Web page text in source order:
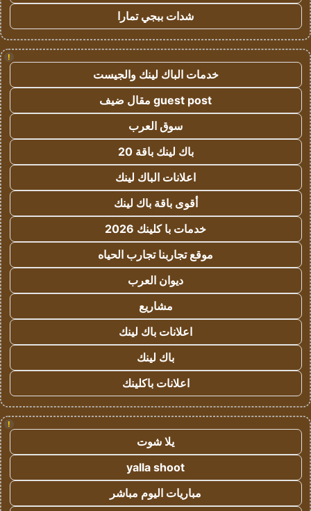
شدات ببجي تمارا
!
خدمات الباك لينك والجيست
guest post مقال ضيف
سوق العرب
باك لينك باقة 20
اعلانات الباك لينك
أقوى باقة باك لينك
خدمات با كلينك 2026
موقع تجاربنا تجارب الحياه
ديوان العرب
مشاريع
اعلانات باك لينك
باك لينك
اعلانات باكلينك
!
يلا شوت
yalla shoot
مباريات اليوم مباشر